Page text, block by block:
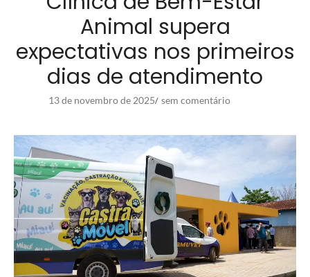
Animal supera
expectativas nos primeiros
dias de atendimento
13 de novembro de 2025/ sem comentário